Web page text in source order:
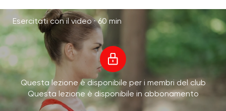
Esercitati con il video ·60 min
Questa lezione è disponibile per i membri del club
Questa lezione è disponibile in abbonamento